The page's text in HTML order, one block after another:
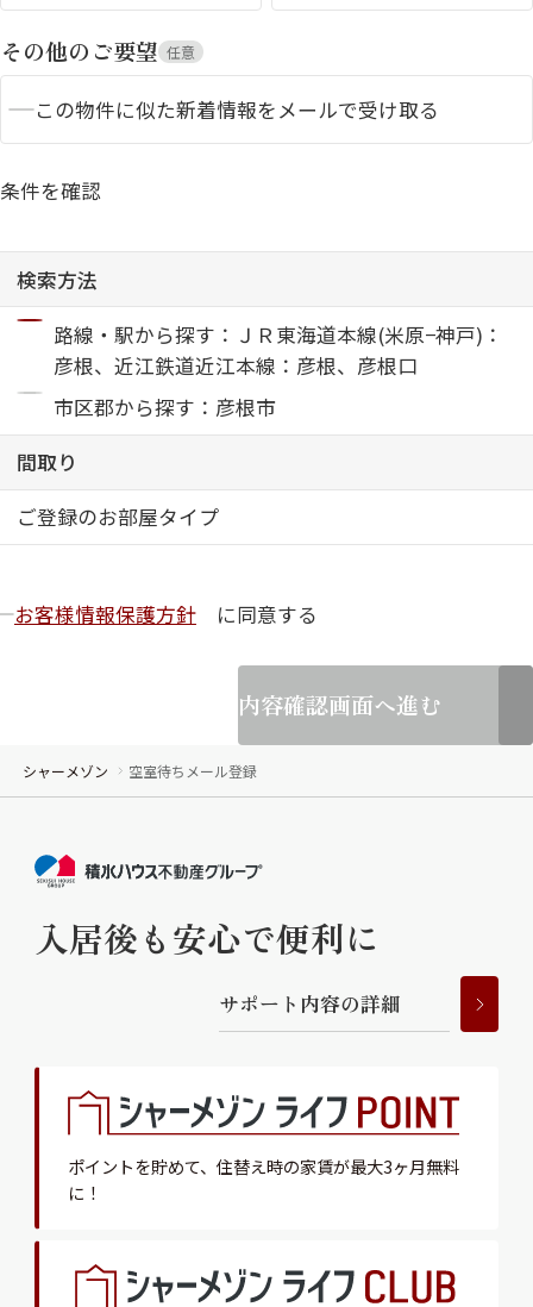
シャーメゾンとは
シャーメゾンセレクショ
ルームツアー
ShaMaison STYLE
らくらく内見
シャーメゾンライフサポート
自立型サービス付き・シニア向け
シャーメゾンライフ GUARD
その他のご要望 任意
この物件に似た新着情報をメールで受け取る
条件を確認
検索方法
路線・駅から探す：ＪＲ東海道本線(米原−神戸)：
彦根、近江鉄道近江本線：彦根、彦根口
市区郡から探す：彦根市
間取り
ご登録のお部屋タイプ
お客様情報保護方針 に同意する
内容確認画面へ進む
シャーメゾン 空室待ちメール登録
入居後も安心で便利に
サポー ト 内容の詳細
ポイントを貯めて、 住替え時の家賃が最大3ヶ月無料
に！